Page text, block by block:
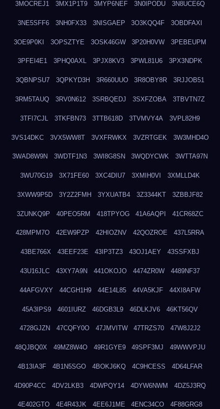
3MOCREJ1 3MX1P1T9 3MYP6NEF 3N0IPODU 3N8UCE6Q
3NE5SFF6 3NH0FX33 3NISGAEP 3O3KQQ4F 3OBDFAXI
3OE9P0KI 3OPSZTYE 3OSK46GW 3P20H0VW 3PEBEUPM
3PFEI4E1 3PHQ0AXL 3PJX8KV3 3PWL81U6 3PX3NDPK
3QBNPSU7 3QPKYD3H 3R660UUO 3R8OBY8R 3RJJOB51
3RM5TAUQ 3RV0N612 3SRBQEDJ 3SXFZOBA 3TBVTN7Z
3TFI7CJL 3TKFBN73 3TTB618D 3TVMVY4A 3VPL82H9
3VS14DKC 3VX5WW8T 3VXFRWKX 3VZRTGEK 3W3MHD4O
3WAD8W9N 3WDTF1N3 3WI8G8SN 3WQDYCWK 3WTTA97N
3WU70G19 3X71FE60 3XC4DIU7 3XMIH0VI 3XMLLD4K
3XWW9P5D 3Y2Z2FMH 3YXUATB4 3Z3344KT 3ZBBJF82
3ZUNKQ9P 40PEO5RM 418TPYOG 41A6AQPI 41CR68ZC
428MPM7O 42EW9PZP 42HIOZNV 42QOZROE 437L5RRA
43BE766X 43EEF23E 43IP3TZ3 43OJ1AEY 43SSFXBJ
43U16JLC 43XY7A9N 441OKOJO 4474ZR0W 4489NF37
44AFGVXY 44CGH1H9 44E14L85 44VA5KJF 44XI8AFW
45A3IPS9 4601IURZ 46DGB3L9 46DLKJV6 46KT56QV
4728GJZN 47CQFY0O 47JMVITW 47TRZS70 47W8J2J2
48QJBQ0X 49MZ8W4O 49R1GYE9 49SPF3MJ 49WWVPJU
4B13IA3F 4B1N5SGO 4BOKJ6KQ 4C9HCESS 4D64LFAR
4D90P4CC 4DV2LKB3 4DWPQY14 4DYW6NWM 4DZ5J3RQ
4E402GTO 4E4R43JK 4EE6J1ME 4ENC34CO 4F88GRG8